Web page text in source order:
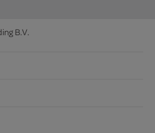
B.V.